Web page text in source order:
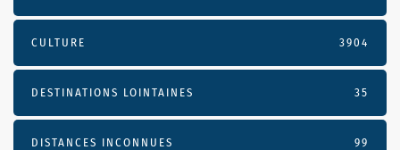
CULTURE 3904
DESTINATIONS LOINTAINES 35
DISTANCES INCONNUES 99